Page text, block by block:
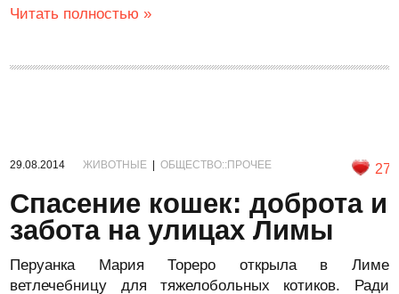
Читать полностью »
29.08.2014 ЖИВОТНЫЕ |ОБЩЕСТВО::ПРОЧЕЕ 27
Спасение кошек: доброта и
забота на улицах Лимы
Перуанка Мария Тореро открыла в Лиме
ветлечебницу для тяжелобольных котиков. Ради